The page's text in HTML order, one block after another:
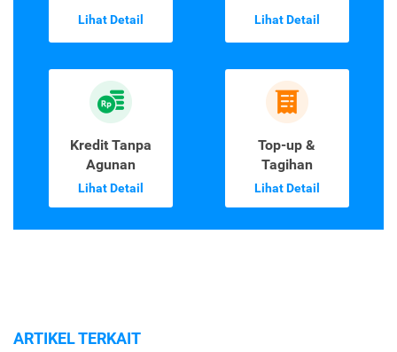
Lihat Detail Lihat Detail
Kredit Tanpa
Agunan
Lihat Detail
Top-up &
Tagihan
Lihat Detail
ARTIKEL TERKAIT